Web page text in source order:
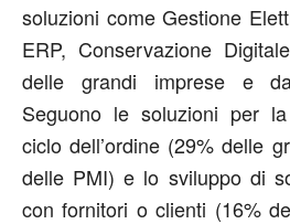
soluzioni come Gestione
ERP, Conservazione
delle grandi imprese e
Seguono le soluzioni per
ciclo dell’ordine (29% delle
delle PMI) e lo sviluppo di
con fornitori o clienti (16%